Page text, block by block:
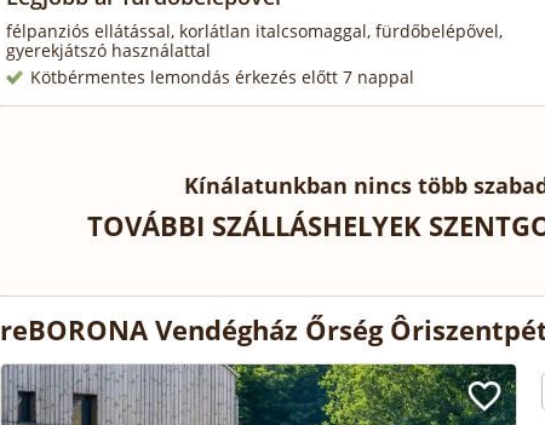
félpanziós ellátással, korlátlan italcsomaggal, fürdőbelépővel,
gyerekjátszó használattal
Kötbérmentes lemondás érkezés előtt 7 nappal
Kínálatunkban nincs több
TOVÁBBI SZÁLLÁSHELYEK
reBORONA Vendégház Őrség